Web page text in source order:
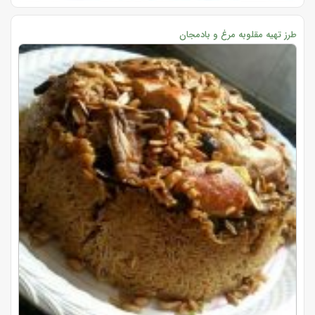
طرز تهیه مقلوبه مرغ و بادمجان